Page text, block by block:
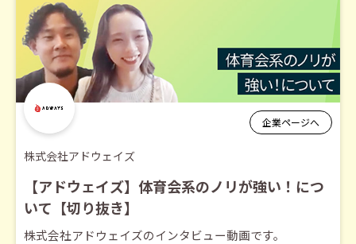
企業ページへ
株式会社アドウェイズ
【アドウェイズ】体育会系のノリが強い！につ
いて【切り抜き】
株式会社アドウェイズのインタビュー動画です。